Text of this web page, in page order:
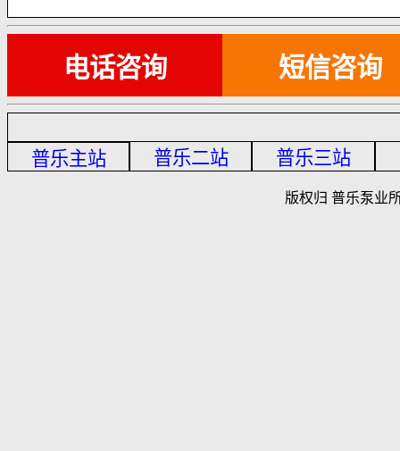
电话咨询 短信咨询
普乐主站 普乐二站 普乐三站
版权归 普乐泵业